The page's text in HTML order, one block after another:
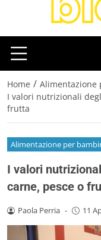
Home / Alimentazione
I valori nutrizionali
frutta
Alimentazione per
I valori
carne, pesce o
Paola Perria - 11